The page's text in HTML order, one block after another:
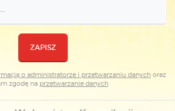
ZAPISZ
o administratorze i przetwarzaniu danychoraz
zgodę na przetwarzanie danych